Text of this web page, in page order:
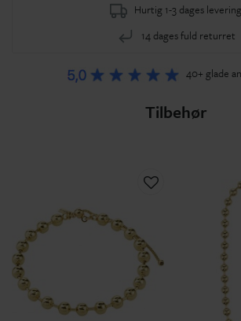
Hurtig 1-3 dages levering
14 dages fuld returret
40+ glade
Tilbehør